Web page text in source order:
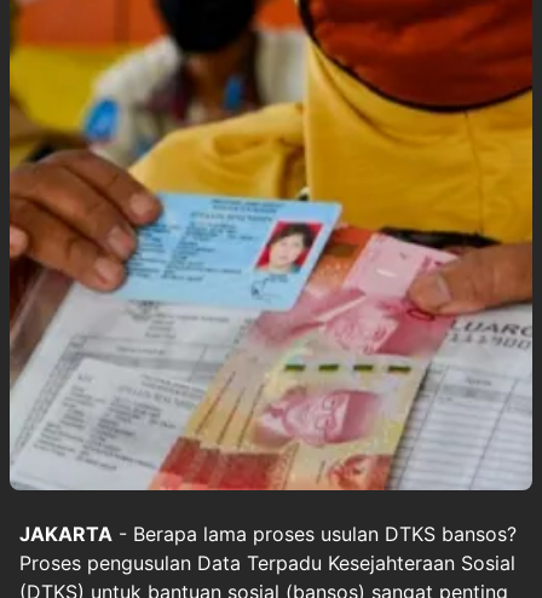
JAKARTA - Berapa lama proses usulan DTKS bansos?
Proses pengusulan Data Terpadu Kesejahteraan Sosial
(DTKS) untuk bantuan sosial (bansos) sangat penting